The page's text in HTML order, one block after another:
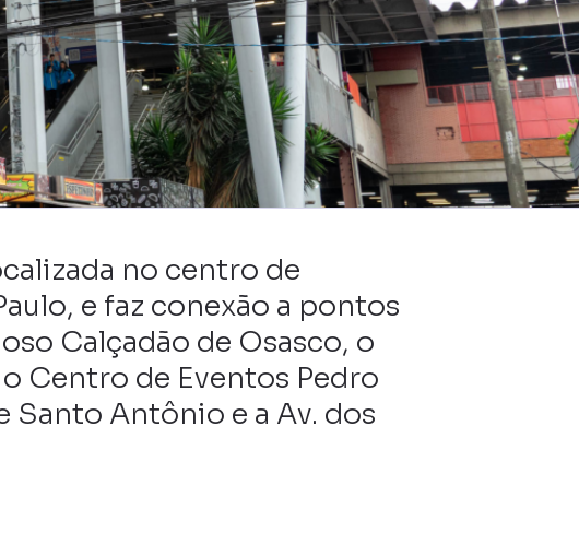
no centro de
e faz conexão a pontos
Calçadão de Osasco, o
Centro de Eventos Pedro
Santo Antônio e a Av. dos